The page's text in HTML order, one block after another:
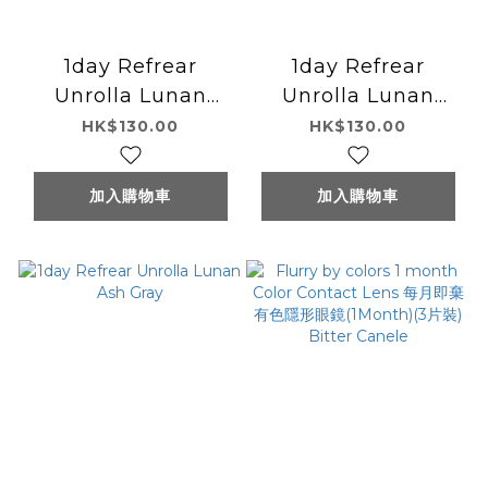
1day Refrear
Unrolla Lunan
Hani Brown
HK$130.00
加入購物車
1day Refrear
Unrolla Lunan
Cream
HK$130.00
加入購物車